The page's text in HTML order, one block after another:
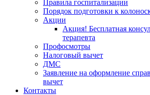
Правила госпитализации
Порядок подготовки к
Акции
Акция! Бесплатная
терапевта
Профосмотры
Налоговый вычет
ДМС
Заявление на оформление
вычет
Контакты